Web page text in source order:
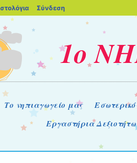
blogs.sch.gr
Σύνδεση
1ο
στο περιεχόμενο
Το νηπιαγωγείο μας
Εργαστήρια